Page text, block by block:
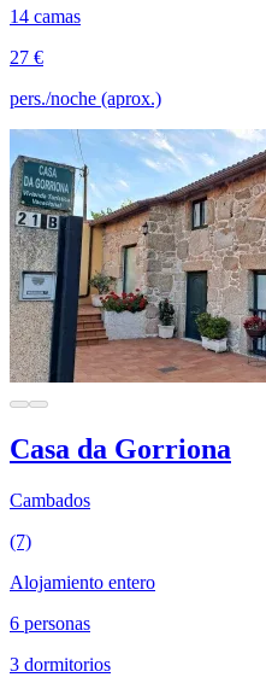
14 camas
27 €
pers./noche (aprox.)
Casa da Gorriona
Cambados
(7)
Alojamiento entero
6 personas
3 dormitorios